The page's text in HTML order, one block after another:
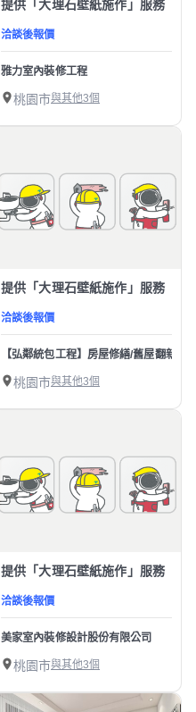
提供「大理石壁紙施作」服務
洽談後報價
雅力室內裝修工程
桃園市與其他3個
提供「大理石壁紙施作」服務
洽談後報價
【弘鄰統包工程】房屋修繕/舊屋翻新/裝
桃園市與其他3個
提供「大理石壁紙施作」服務
洽談後報價
美家室內裝修設計股份有限公司
桃園市與其他3個